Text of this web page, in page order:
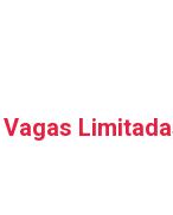
Vagas